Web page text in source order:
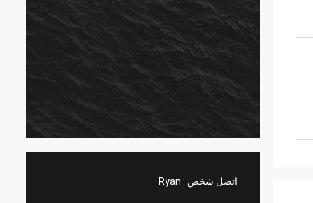
اتصل شخص : Ryan